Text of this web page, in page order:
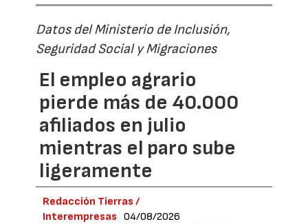
Datos del Ministerio de Inclusión,
Seguridad Social y Migraciones
El empleo agrario
pierde más de 40.000
afiliados en julio
mientras el paro sube
ligeramente
Redacción Tierras /
Interempresas
04/08/2026